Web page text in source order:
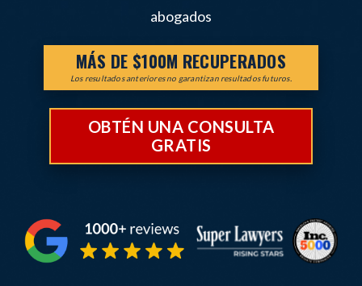
abogados
MÁS DE $100M RECUPERADOS
Los resultados anteriores no garantizan resultados futuros.
OBTÉN UNA CONSULTA
GRATIS